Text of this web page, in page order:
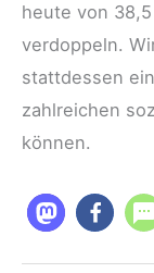
heute von
verdoppeln.
stattdessen
zahlreichen
können.